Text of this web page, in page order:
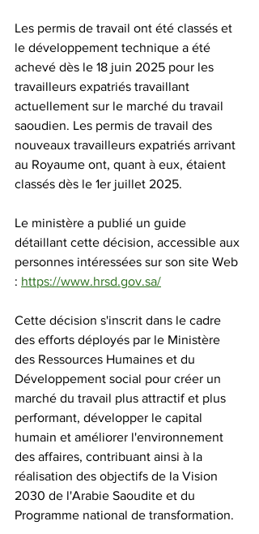
Les permis de travail ont été classés et
le développement technique a été
achevé dès le 18 juin 2025 pour les
travailleurs expatriés travaillant
actuellement sur le marché du travail
saoudien. Les permis de travail des
nouveaux travailleurs expatriés arrivant
au Royaume ont, quant à eux, étaient
classés dès le 1er juillet 2025.
Le ministère a publié un guide
détaillant cette décision, accessible aux
personnes intéressées sur son site Web
: https://www.hrsd.gov.sa/
Cette décision s'inscrit dans le cadre
des efforts déployés par le Ministère
des Ressources Humaines et du
Développement social pour créer un
marché du travail plus attractif et plus
performant, développer le capital
humain et améliorer l'environnement
des affaires, contribuant ainsi à la
réalisation des objectifs de la Vision
2030 de l'Arabie Saoudite et du
Programme national de transformation.